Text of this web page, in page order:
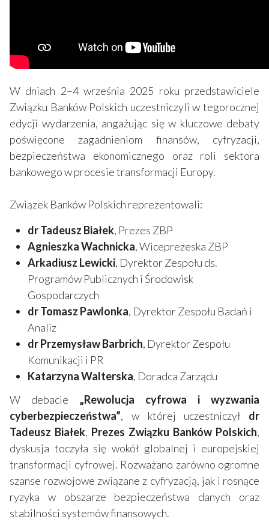
W dniach 2–4 września 2025 roku przedstawiciele
Związku Banków Polskich uczestniczyli w tegorocznej
edycji wydarzenia, angażując się w kluczowe debaty
poświęcone zagadnieniom finansów, cyfryzacji,
bezpieczeństwa ekonomicznego oraz roli sektora
bankowego w procesie transformacji Europy.
Związek Banków Polskich reprezentowali:
dr Tadeusz Białek, Prezes ZBP
Agnieszka Wachnicka, Wiceprezeska ZBP
Arkadiusz Lewicki, Dyrektor Zespołu ds.
Programów Publicznych i Środowisk
Gospodarczych
dr Tomasz Pawlonka, Dyrektor Zespołu Badań i
Analiz
dr Przemysław Barbrich, Dyrektor Zespołu
Komunikacji i PR
Katarzyna Walterska, Doradca Zarządu
W debacie „Rewolucja cyfrowa i wyzwania
cyberbezpieczeństwa”, w której uczestniczył dr
Tadeusz Białek, Prezes Związku Banków Polskich,
dyskusja toczyła się wokół globalnej i europejskiej
transformacji cyfrowej. Rozważano zarówno ogromne
szanse rozwojowe związane z cyfryzacją, jak i rosnące
ryzyka w obszarze bezpieczeństwa danych oraz
stabilności systemów finansowych.